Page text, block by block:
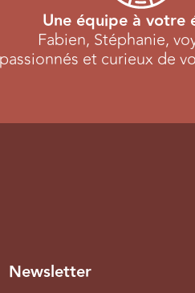
Une équipe à votre
Fabien, Stéphanie,
passionnés et curieux de
Newsletter